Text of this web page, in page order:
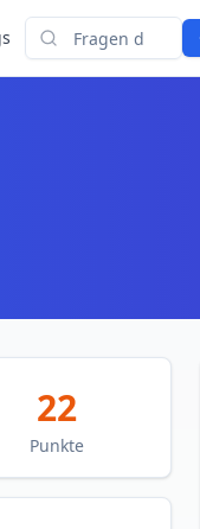
Suchen
22
Punkte